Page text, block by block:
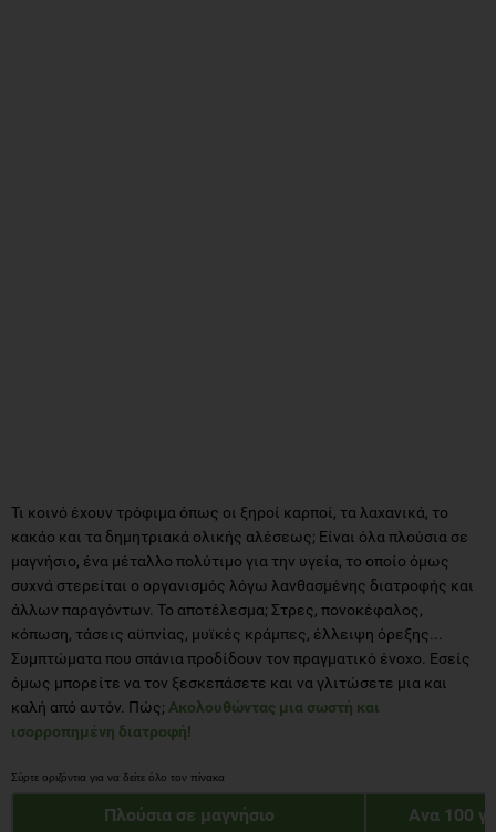
Τι κοινό έχουν τρόφιμα όπως οι ξηροί καρποί, τα λαχανικά, το
κακάο και τα δημητριακά ολικής αλέσεως; Είναι όλα πλούσια σε
μαγνήσιο, ένα μέταλλο πολύτιμο για την υγεία, το οποίο όμως
συχνά στερείται ο οργανισμός λόγω λανθασμένης διατροφής και
άλλων παραγόντων. Το αποτέλεσμα; Στρες, πονοκέφαλος,
κόπωση, τάσεις αϋπνίας, μυϊκές κράμπες, έλλειψη όρεξης...
Συμπτώματα που σπάνια προδίδουν τον πραγματικό ένοχο. Εσείς
όμως μπορείτε να τον ξεσκεπάσετε και να γλιτώσετε μια και
καλή από αυτόν. Πώς; Ακολουθώντας μια σωστή και
ισορροπημένη διατροφή!
Πλούσια σε μαγνήσιο Ανα 100